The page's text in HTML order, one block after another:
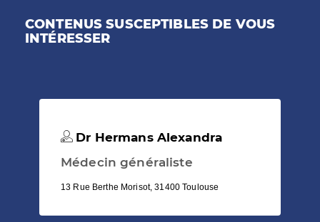
CONTENUS SUSCEPTIBLES DE VOUS
INTÉRESSER
Dr Hermans Alexandra
Médecin généraliste
13 Rue Berthe Morisot, 31400 Toulouse